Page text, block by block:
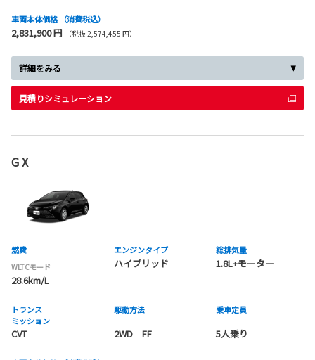
車両本体価格 （消費税込）
2,831,900 円 （税抜 2,574,455 円）
詳細をみる
見積りシミュレーション
G X
燃費
WLTCモード
28.6km/L
エンジンタイプ
ハイブリッド
総排気量
1.8L+モーター
トランス
ミッション
CVT
駆動方法
2WD FF
乗車定員
5人乗り